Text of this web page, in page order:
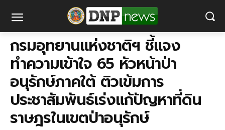
กรมอุทยานแห่งชาติฯ ชี้แจง
ทำความเข้าใจ 65 หัวหน้าป่า
อนุรักษ์ภาคใต้ ติวเข้มการ
ประชาสัมพันธ์เร่งแก้ปัญหาที่ดิน
ราษฎรในเขตป่าอนุรักษ์